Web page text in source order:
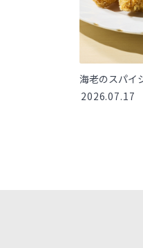
海老のスパイ
2026.07.17